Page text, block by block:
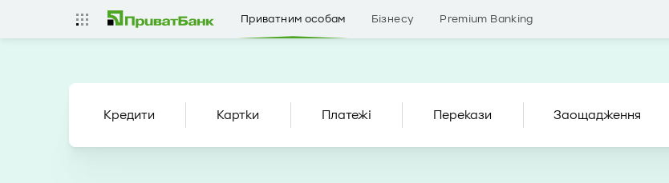
Приватним особам Бізнесу Premium Banking
Кредити Картки Платежі Перекази Заощадження